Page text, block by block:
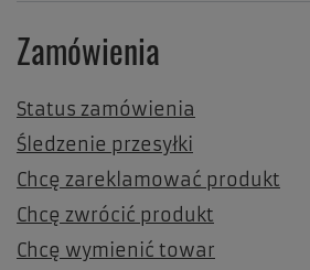
Zamówienia
Status zamówienia
Śledzenie przesyłki
Chcę zareklamować produkt
Chcę zwrócić produkt
Chcę wymienić towar